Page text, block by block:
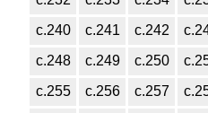
с.240
с.241 с.242
с.248
с.249 с.250
с.255
с.256 с.257